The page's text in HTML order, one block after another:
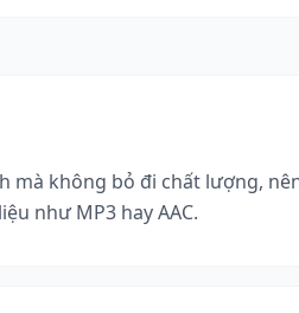
mà không bỏ đi chất lượng,
như MP3 hay AAC.